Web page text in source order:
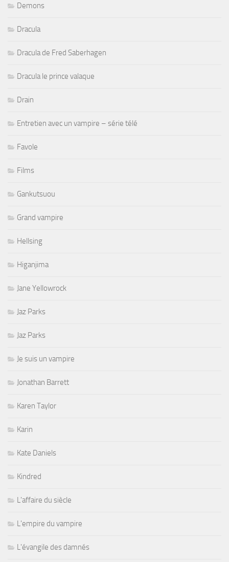
Demons
Dracula
Dracula de Fred Saberhagen
Dracula le prince valaque
Drain
Entretien avec un vampire – série télé
Favole
Films
Gankutsuou
Grand vampire
Hellsing
Higanjima
Jane Yellowrock
Jaz Parks
Jaz Parks
Je suis un vampire
Jonathan Barrett
Karen Taylor
Karin
Kate Daniels
Kindred
L'affaire du siècle
L'empire du vampire
L'évangile des damnés